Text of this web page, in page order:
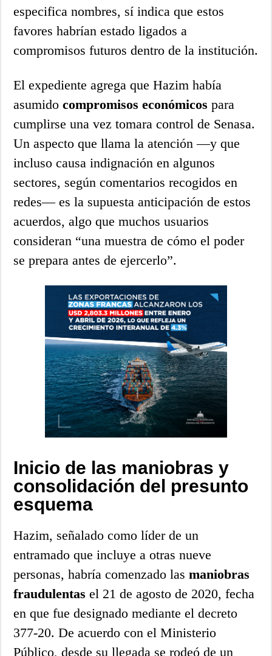
especifica nombres, sí indica que estos
favores habrían estado ligados a
compromisos futuros dentro de la institución.
El expediente agrega que Hazim había
asumidocompromisos económicos para
cumplirse una vez tomara control de Senasa.
Un aspecto que llama la atención —y que
incluso causa indignación en algunos
sectores, según comentarios recogidos en
redes— es la supuesta anticipación de estos
acuerdos, algo que muchos usuarios
consideran “una muestra de cómo el poder
se prepara antes de ejercerlo”.
Inicio de las maniobras y
consolidación del presunto
esquema
Hazim, señalado como líder de un
entramado que incluye a otras nueve
personas, habría comenzado lasmaniobras
fraudulentas el 21 de agosto de 2020, fecha
en que fue designado mediante el decreto
377-20. De acuerdo con el Ministerio
Público, desde su llegada se rodeó de un